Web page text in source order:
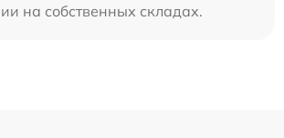
на собственных складах.